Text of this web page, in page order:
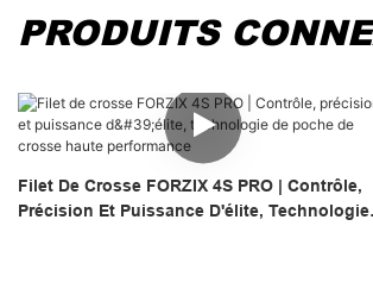
PRODUITS
Filet De Crosse FORZIX 4S PRO | Contrôle,
Précision Et Puissance D'élite, Technologie